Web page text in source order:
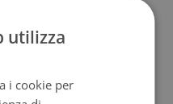
antiscivolo;
utilizza
i cookie per